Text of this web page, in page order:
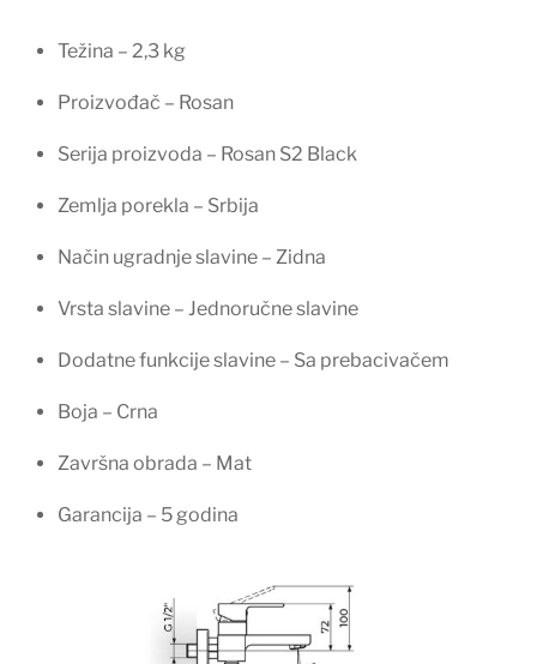
Težina – 2,3 kg
Proizvođač – Rosan
Serija proizvoda – Rosan S2 Black
Zemlja porekla – Srbija
Način ugradnje slavine – Zidna
Vrsta slavine – Jednoručne slavine
Dodatne funkcije slavine – Sa prebacivačem
Boja – Crna
Završna obrada – Mat
Garancija – 5 godina